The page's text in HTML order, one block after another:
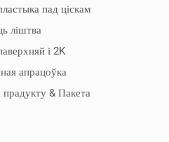
пад ціскам
ліштва
і 2K
апрацоўка
прадукту & Пакета